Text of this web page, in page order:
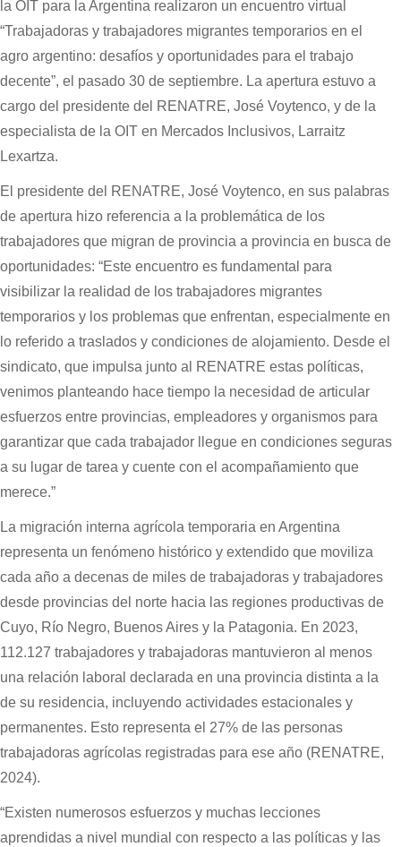
la OIT para la Argentina realizaron un encuentro virtual
“Trabajadoras y trabajadores migrantes temporarios en el
agro argentino: desafíos y oportunidades para el trabajo
decente”, el pasado 30 de septiembre. La apertura estuvo a
cargo del presidente del RENATRE, José Voytenco, y de la
especialista de la OIT en Mercados Inclusivos, Larraitz
Lexartza.
El presidente del RENATRE, José Voytenco, en sus palabras
de apertura hizo referencia a la problemática de los
trabajadores que migran de provincia a provincia en busca de
oportunidades: “Este encuentro es fundamental para
visibilizar la realidad de los trabajadores migrantes
temporarios y los problemas que enfrentan, especialmente en
lo referido a traslados y condiciones de alojamiento. Desde el
sindicato, que impulsa junto al RENATRE estas políticas,
venimos planteando hace tiempo la necesidad de articular
esfuerzos entre provincias, empleadores y organismos para
garantizar que cada trabajador llegue en condiciones seguras
a su lugar de tarea y cuente con el acompañamiento que
merece.”
La migración interna agrícola temporaria en Argentina
representa un fenómeno histórico y extendido que moviliza
cada año a decenas de miles de trabajadoras y trabajadores
desde provincias del norte hacia las regiones productivas de
Cuyo, Río Negro, Buenos Aires y la Patagonia. En 2023,
112.127 trabajadores y trabajadoras mantuvieron al menos
una relación laboral declarada en una provincia distinta a la
de su residencia, incluyendo actividades estacionales y
permanentes. Esto representa el 27% de las personas
trabajadoras agrícolas registradas para ese año (RENATRE,
2024).
“Existen numerosos esfuerzos y muchas lecciones
aprendidas a nivel mundial con respecto a las políticas y las